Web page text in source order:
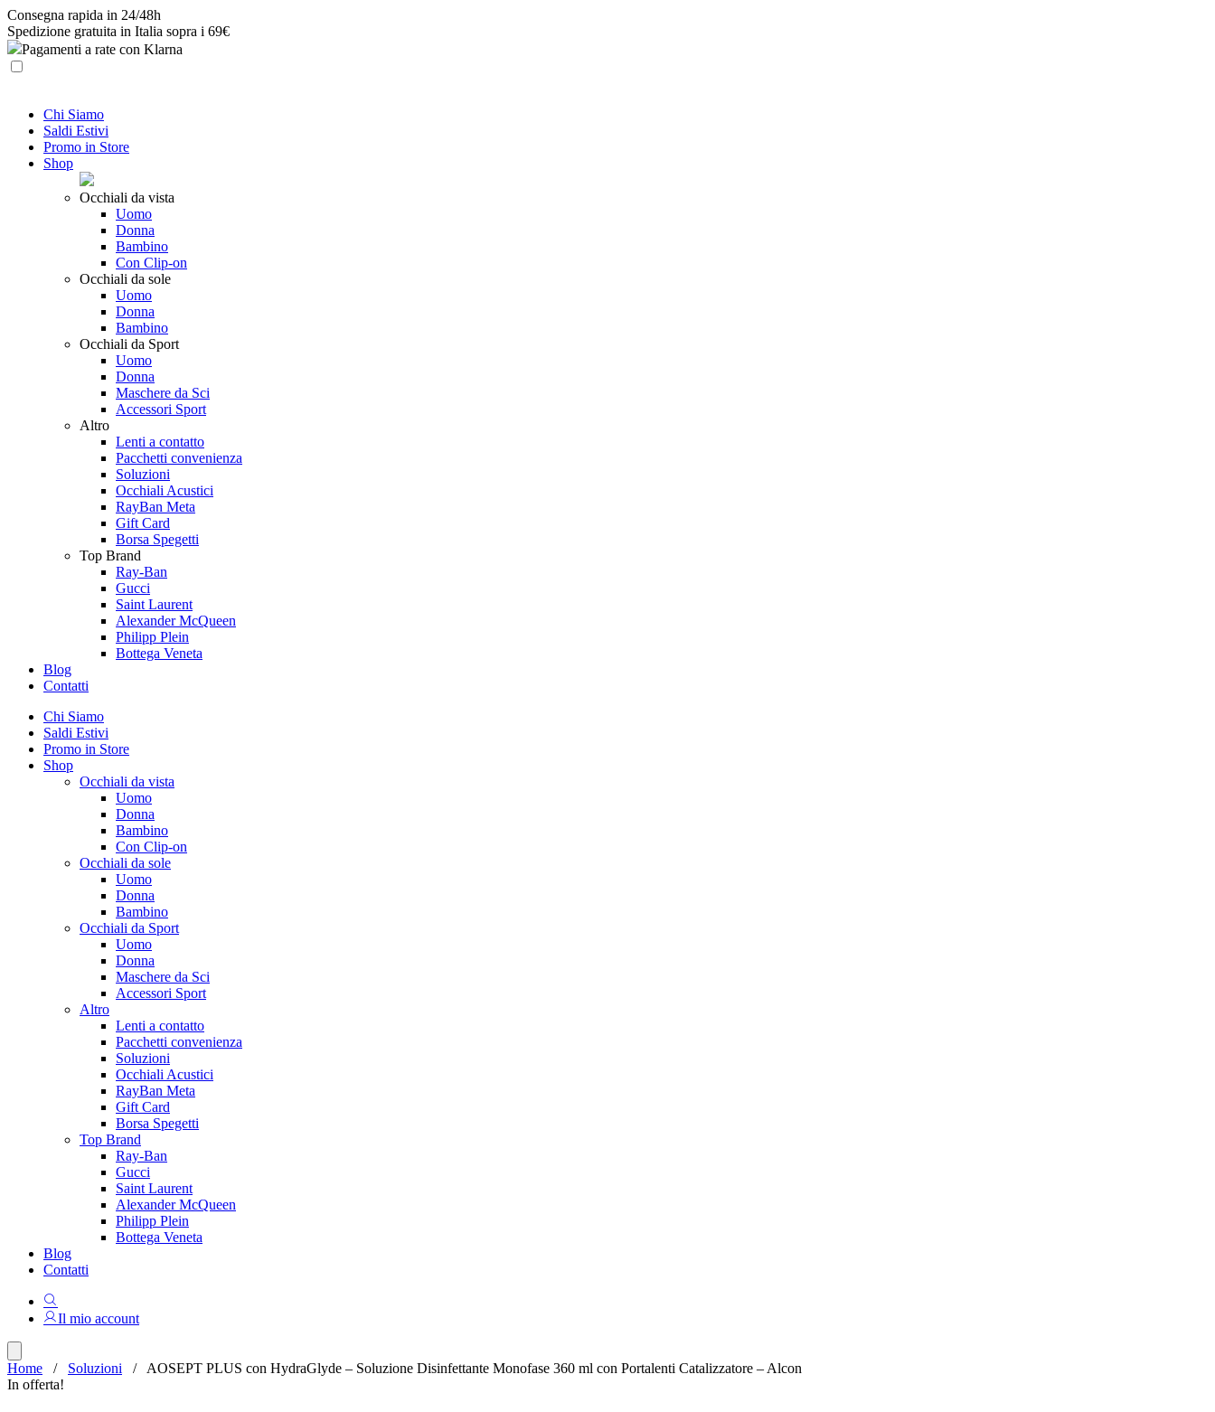
Skip
to
content
Consegna rapida in 24/48h
Spedizione gratuita in Italia sopra i 69€
Pagamenti a rate con Klarna
Chi Siamo
Saldi Estivi
Promo in Store
Shop
Occhiali da vista
Uomo
Donna
Bambino
Con Clip-on
Occhiali da sole
Uomo
Donna
Bambino
Occhiali da Sport
Uomo
Donna
Maschere da Sci
Accessori Sport
Altro
Lenti a contatto
Pacchetti convenienza
Soluzioni
Occhiali Acustici
RayBan Meta
Gift Card
Borsa Spegetti
Top Brand
Ray-Ban
Gucci
Saint Laurent
Alexander McQueen
Philipp Plein
Bottega Veneta
Blog
Contatti
Chi Siamo
Saldi Estivi
Promo in Store
Shop
Occhiali da vista
Uomo
Donna
Bambino
Con Clip-on
Occhiali da sole
Uomo
Donna
Bambino
Occhiali da Sport
Uomo
Donna
Maschere da Sci
Accessori Sport
Altro
Lenti a contatto
Pacchetti convenienza
Soluzioni
Occhiali Acustici
RayBan Meta
Gift Card
Borsa Spegetti
Top Brand
Ray-Ban
Gucci
Saint Laurent
Alexander McQueen
Philipp Plein
Bottega Veneta
Blog
Contatti
Il mio account
Home / Soluzioni / AOSEPT PLUS con HydraGlyde – Soluzione Disinfettante Monofase 360 ml con Portalenti Catalizzatore – Alcon
In offerta!